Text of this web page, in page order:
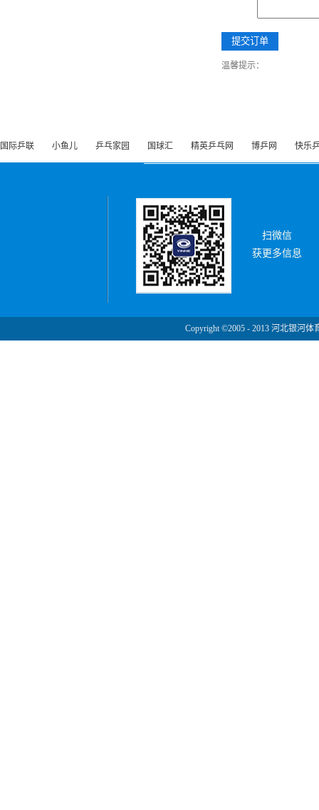
温馨提示：
国际乒联 小鱼儿 乒乓家园 国球汇 精英乒乓网 博乒网 快乐
扫微信
获更多信息
Copyright ©2005 - 2013 河北银河体